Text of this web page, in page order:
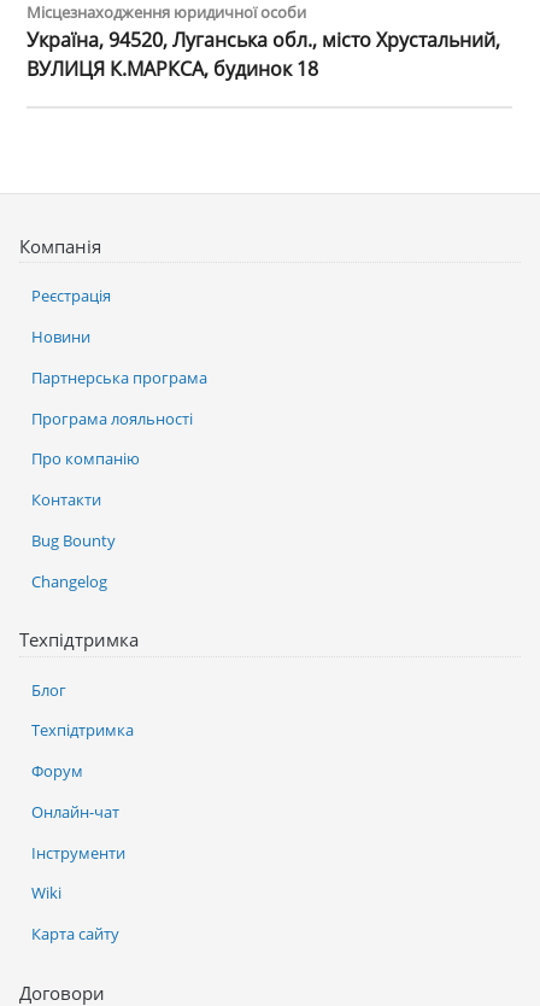
Місцезнаходження юридичної особи
Україна, 94520, Луганська обл., місто Хрустальний,
ВУЛИЦЯ К.МАРКСА, будинок 18
Компанія
Реєстрація
Новини
Партнерська програма
Програма лояльності
Про компанію
Контакти
Bug Bounty
Changelog
Техпідтримка
Блог
Техпідтримка
Форум
Онлайн-чат
Інструменти
Wiki
Карта сайту
Договори